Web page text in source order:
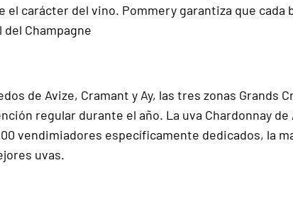
carácter del vino. Pommery garantiza que cada
Champagne
de Avize, Cramant y Ay, las tres zonas Grands
regular durante el año. La uva Chardonnay de
vendimiadores específicamente dedicados, la
uvas.